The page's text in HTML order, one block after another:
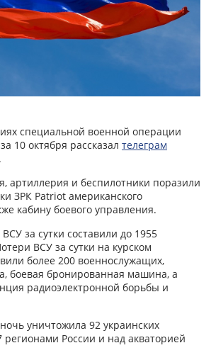
специальной военной операции
10 октября рассказал телеграм
артиллерия и беспилотники поразили
ЗРК Patriot американского
кабину боевого управления.
за сутки составили до 1955
ВСУ за сутки на курском
более 200 военнослужащих,
боевая бронированная машина, а
радиоэлектронной борьбы и
уничтожила 92 украинских
регионами России и над акваторией